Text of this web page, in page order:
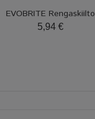
EVOBRITE Rengaskiilto
5,94 €